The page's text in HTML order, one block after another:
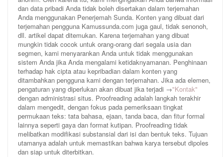
dan data pribadi Anda tidak boleh disertakan dalam terjemahan
Anda menggunakan Penerjemah Sunda. Konten yang dibuat dari
terjemahan pengguna Kamussunda.com juga gaul, tidak senonoh,
dll. artikel dapat ditemukan. Karena terjemahan yang dibuat
mungkin tidak cocok untuk orang-orang dari segala usia dan
segmen, kami menyarankan Anda untuk tidak menggunakan
sistem Anda jika Anda mengalami ketidaknyamanan. Penghinaan
terhadap hak cipta atau kepribadian dalam konten yang
ditambahkan pengguna kami dengan terjemahan. Jika ada elemen,
pengaturan yang diperlukan akan dibuat jika terjadi →"Kontak"
dengan administrasi situs. Proofreading adalah langkah terakhir
dalam mengedit, dengan fokus pada pemeriksaan tingkat
permukaan teks: tata bahasa, ejaan, tanda baca, dan fitur formal
lainnya seperti gaya dan format kutipan. Proofreading tidak
melibatkan modifikasi substansial dari isi dan bentuk teks. Tujuan
utamanya adalah untuk memastikan bahwa karya tersebut dipoles
dan siap untuk diterbitkan.